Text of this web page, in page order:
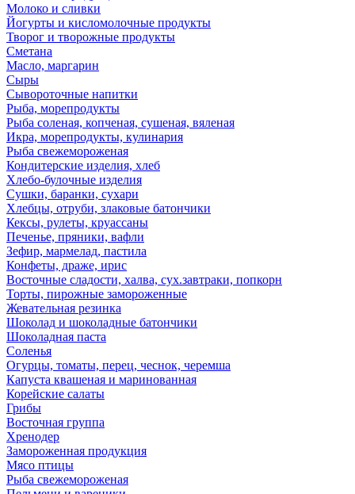
Молоко и сливки
Йогурты и кисломолочные продукты
Творог и творожные продукты
Сметана
Масло, маргарин
Сыры
Сывороточные напитки
Рыба, морепродукты
Рыба соленая, копченая, сушеная, вяленая
Икра, морепродукты, кулинария
Рыба свежемороженая
Кондитерские изделия, хлеб
Хлебо-булочные изделия
Сушки, баранки, сухари
Хлебцы, отруби, злаковые батончики
Кексы, рулеты, круассаны
Печенье, пряники, вафли
Зефир, мармелад, пастила
Конфеты, драже, ирис
Восточные сладости, халва, сух.завтраки, попкорн
Торты, пирожные замороженные
Жевательная резинка
Шоколад и шоколадные батончики
Шоколадная паста
Соленья
Огурцы, томаты, перец, чеснок, черемша
Капуста квашеная и маринованная
Корейские салаты
Грибы
Восточная группа
Хренодер
Замороженная продукция
Мясо птицы
Рыба свежемороженая